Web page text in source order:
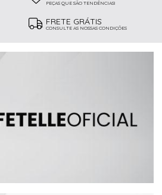
PEÇAS QUE SÃO TENDÊNCIAS!
FRETE GRÁTIS
CONSULTE AS NOSSAS CONDIÇÕES